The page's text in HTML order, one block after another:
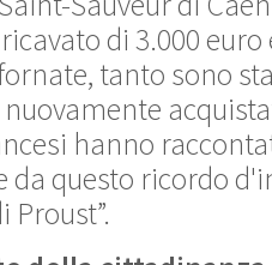
di 3.000
tanto sono
hanno
questo ricordo